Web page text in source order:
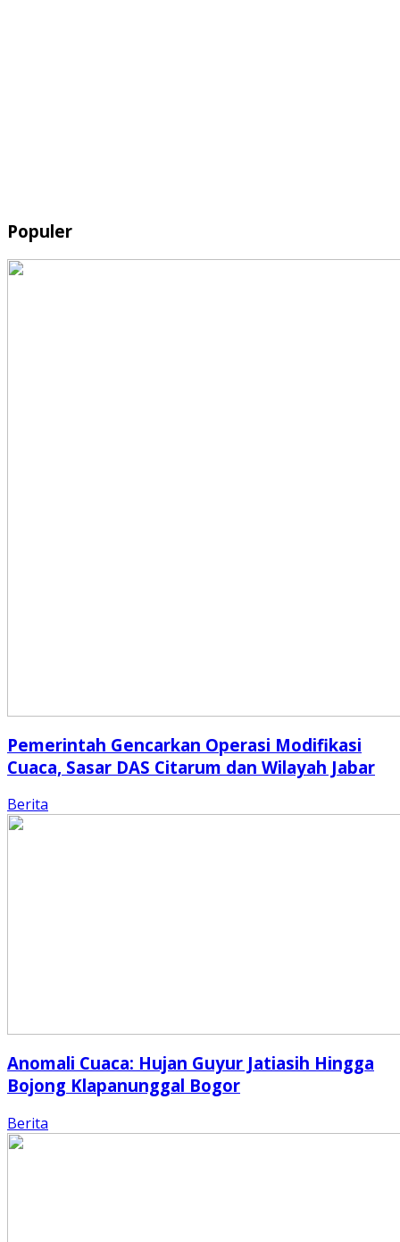
Populer
Pemerintah Gencarkan Operasi Modifikasi
Cuaca, Sasar DAS Citarum dan Wilayah Jabar
Berita
Anomali Cuaca: Hujan Guyur Jatiasih Hingga
Bojong Klapanunggal Bogor
Berita